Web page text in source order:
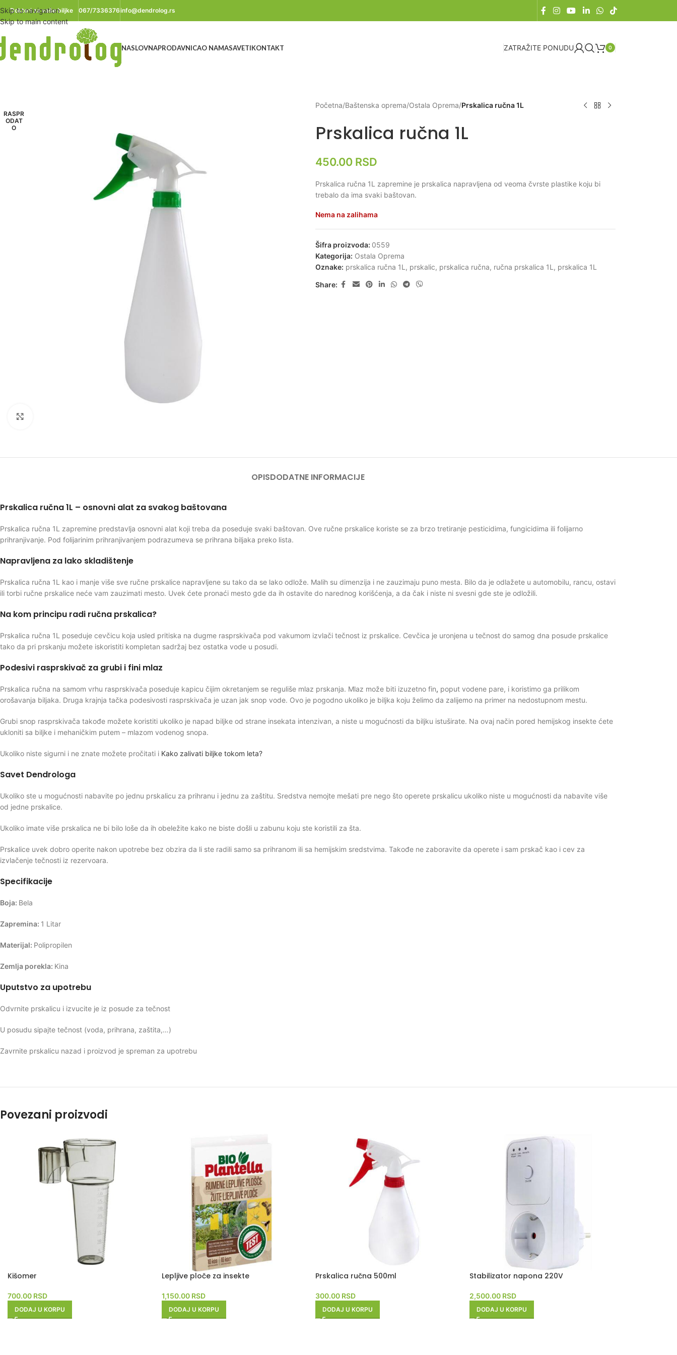
Skip to navigation
Skip to main content
Doktori za vaše biljke 067/7336376info@dendrolog.rs
NASLOVNAPRODAVNICAO NAMASAVETIKONTAKT ZATRAŽITE PONUDU 0
RASPR
ODAT
O
Početna/Baštenska oprema/Ostala Oprema/Prskalica ručna 1L
Prskalica ručna 1L
450.00 RSD
Prskalica ručna 1L zapremine je prskalica napravljena od veoma čvrste plastike koju bi
trebalo da ima svaki baštovan.
Nema na zalihama
Šifra proizvoda: 0559
Kategorija: Ostala Oprema
Oznake: prskalica ručna 1L , prskalic, prskalica ručna, ručna prskalica 1L , prskalica 1L
Share:
OPISDODATNE INFORMACIJE
Prskalica ručna 1L – osnovni alat za svakog baštovana
Prskalica ručna 1L zapremine predstavlja osnovni alat koji treba da poseduje svaki baštovan. Ove ručne prskalice koriste se za brzo tretiranje pesticidima, fungicidima ili folijarno
prihranjivanje. Pod folijarinim prihranjivanjem podrazumeva se prihrana biljaka preko lista.
Napravljena za lako skladištenje
Prskalica ručna 1L kao i manje više sve ručne prskalice napravljene su tako da se lako odlože. Malih su dimenzija i ne zauzimaju puno mesta. Bilo da je odlažete u automobilu, rancu, ostavi
ili torbi ručne prskalice neće vam zauzimati mesto. Uvek ćete pronaći mesto gde da ih ostavite do narednog korišćenja, a da čak i niste ni svesni gde ste je odložili.
Na kom principu radi ručna prskalica?
Prskalica ručna 1L poseduje cevčicu koja usled pritiska na dugme rasprskivača pod vakumom izvlači tečnost iz prskalice. Cevčica je uronjena u tečnost do samog dna posude prskalice
tako da pri prskanju možete iskoristiti kompletan sadržaj bez ostatka vode u posudi.
Podesivi rasprskivač za grubi i fini mlaz
Prskalica ručna na samom vrhu rasprskivača poseduje kapicu čijim okretanjem se reguliše mlaz prskanja. Mlaz može biti izuzetno fin, poput vodene pare, i koristimo ga prilikom
orošavanja biljaka. Druga krajnja tačka podesivosti rasprskivača je uzan jak snop vode. Ovo je pogodno ukoliko je biljka koju želimo da zalijemo na primer na nedostupnom mestu.
Grubi snop rasprskivača takođe možete koristiti ukoliko je napad biljke od strane insekata intenzivan, a niste u mogućnosti da biljku istuširate. Na ovaj način pored hemijskog insekte ćete
ukloniti sa biljke i mehaničkim putem – mlazom vodenog snopa.
Ukoliko niste sigurni i ne znate možete pročitati i Kako zalivati biljke tokom leta?
Savet Dendrologa
Ukoliko ste u mogućnosti nabavite po jednu prskalicu za prihranu i jednu za zaštitu. Sredstva nemojte mešati pre nego što operete prskalicu ukoliko niste u mogućnosti da nabavite više
od jedne prskalice.
Ukoliko imate više prskalica ne bi bilo loše da ih obeležite kako ne biste došli u zabunu koju ste koristili za šta.
Prskalice uvek dobro operite nakon upotrebe bez obzira da li ste radili samo sa prihranom ili sa hemijskim sredstvima. Takođe ne zaboravite da operete i sam prskač kao i cev za
izvlačenje tečnosti iz rezervoara.
Specifikacije
Boja: Bela
Zapremina: 1 Litar
Materijal: Polipropilen
Zemlja porekla: Kina
Uputstvo za upotrebu
Odvrnite prskalicu i izvucite je iz posude za tečnost
U posudu sipajte tečnost (voda, prihrana, zaštita,…)
Zavrnite prskalicu nazad i proizvod je spreman za upotrebu
Povezani proizvodi
Kišomer
700.00 RSD
DODAJ U KORPU
Lepljive ploče za insekte
1,150.00 RSD
DODAJ U KORPU
Prskalica ručna 500ml
300.00 RSD
DODAJ U KORPU
Stabilizator napona 220V
2,500.00 RSD
DODAJ U KORPU